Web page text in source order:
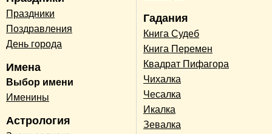
Праздники
Поздравления
День города
Имена
Выбор имени
Именины
Астрология
Гадания
Книга Судеб
Книга Перемен
Квадрат Пифагора
Чихалка
Чесалка
Икалка
Зевалка